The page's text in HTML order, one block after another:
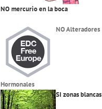
NO mercurio en la boca
NO Alteradores
Hormonales
SI zonas blancas